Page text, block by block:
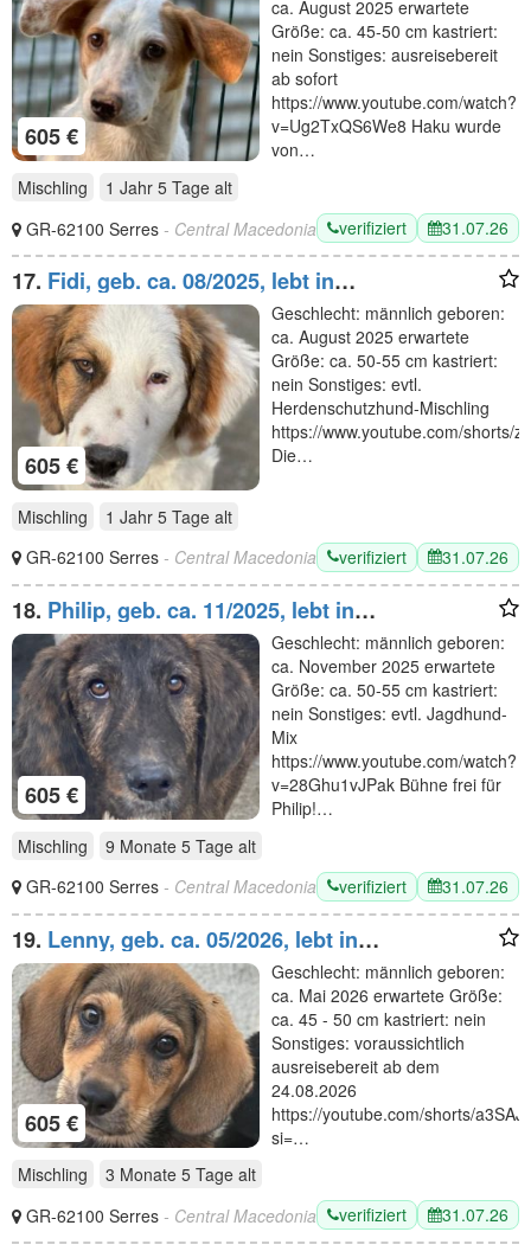
605 €
ca. August 2025 erwartete
Größe: ca. 45-50 cm kastriert:
nein Sonstiges: ausreisebereit
ab sofort
https://www.youtube.com/watch?
v=Ug2TxQS6We8 Haku wurde
von…
Mischling
1 Jahr 5 Tage alt
GR-62100 Serres - Central Macedonia verifiziert 31.07.26
17. Fidi, geb. ca. 08/2025, lebt in
GRIECHENLAND, im städt. Tierheim Serres
605 €
Geschlecht: männlich geboren:
ca. August 2025 erwartete
Größe: ca. 50-55 cm kastriert:
nein Sonstiges: evtl.
Herdenschutzhund-Mischling
https://www.youtube.com/shorts/
Die…
Mischling 1 Jahr 5 Tage alt
GR-62100 Serres - Central Macedonia verifiziert 31.07.26
18. Philip, geb. ca. 11/2025, lebt in
GRIECHENLAND, im städt. Tierheim Serres
605 €
Geschlecht: männlich geboren:
ca. November 2025 erwartete
Größe: ca. 50-55 cm kastriert:
nein Sonstiges: evtl. Jagdhund-
Mix
https://www.youtube.com/watch?
v=28Ghu1vJPak Bühne frei für
Philip!…
Mischling
9 Monate 5 Tage alt
GR-62100 Serres - Central Macedonia verifiziert 31.07.26
19. Lenny, geb. ca. 05/2026, lebt in
GRIECHENLAND, im städt. Tierheim Serres
605 €
Geschlecht: männlich geboren:
ca. Mai 2026 erwartete Größe:
ca. 45 - 50 cm kastriert: nein
Sonstiges: voraussichtlich
ausreisebereit ab dem
24.08.2026
https://youtube.com/shorts/
si=…
Mischling
3 Monate 5 Tage alt
GR-62100 Serres - Central Macedonia verifiziert 31.07.26